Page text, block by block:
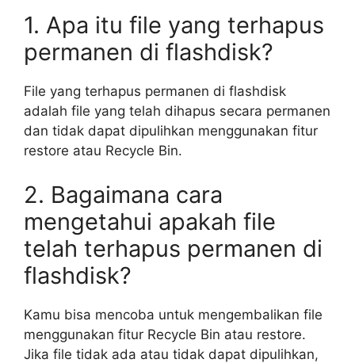
1. Apa itu file yang terhapus
permanen di flashdisk?
File yang terhapus permanen di flashdisk
adalah file yang telah dihapus secara permanen
dan tidak dapat dipulihkan menggunakan fitur
restore atau Recycle Bin.
2. Bagaimana cara
mengetahui apakah file
telah terhapus permanen di
flashdisk?
Kamu bisa mencoba untuk mengembalikan file
menggunakan fitur Recycle Bin atau restore.
Jika file tidak ada atau tidak dapat dipulihkan,